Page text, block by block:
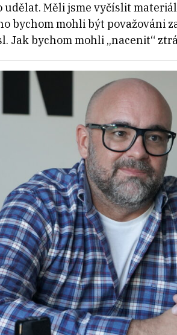
udělat. Měli jsme vyčíslit
bychom mohli být považováni
Jak bychom mohli „nacenit“